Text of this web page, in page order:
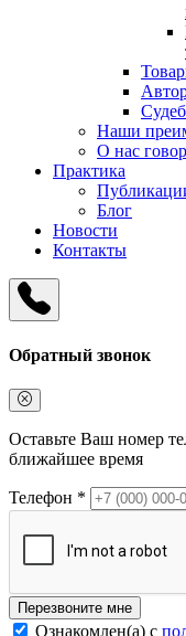
Наши
О нас
Практика
Блог
Новости
Контакты
Обратный звонок
Оставьте Ваш номер
ближайшее время
Телефон *
Перезвоните мне
Ознакомлен(а) с